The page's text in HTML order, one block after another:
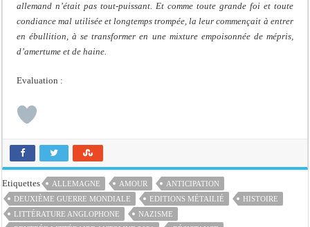
allemand n’était pas tout-puissant. Et comme toute grande foi et toute
condiance mal utilisée et longtemps trompée, la leur commençait à entrer
en ébullition, à se transformer en une mixture empoisonnée de mépris,
d’amertume et de haine.
Evaluation :
Etiquettes ALLEMAGNE AMOUR
ANTICIPATION
DEUXIÈME GUERRE MONDIALE
EDITIONS MÉTAILIÉ
HISTOIRE
LITTÉRATURE ANGLOPHONE
NAZISME